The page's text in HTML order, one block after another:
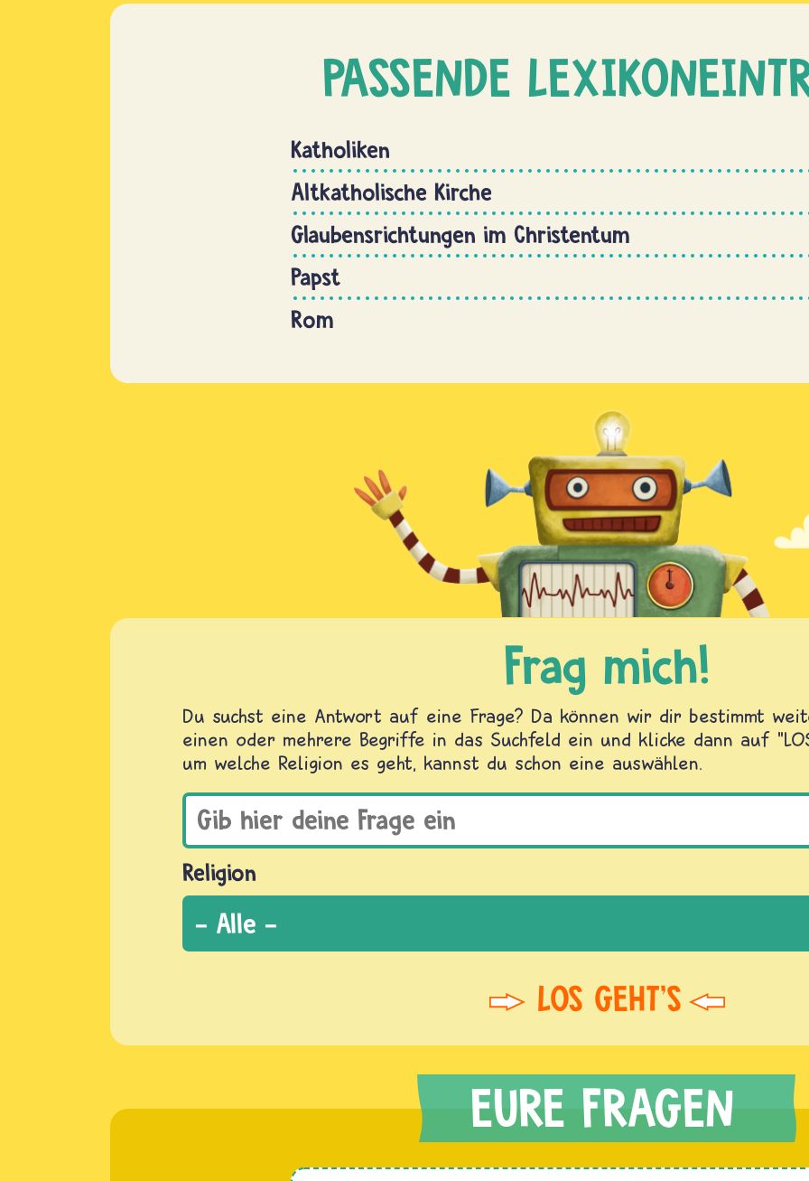
PASSENDE
Katholiken
Altkatholische Kirche
Glaubensrichtungen im Christentum
Papst
Rom
Frag mich!
Du suchst eine Antwort auf eine Frage? Da können wir dir bestimmt
einen oder mehrere Begriffe in das Suchfeld ein und klicke dann auf
um welche Religion es geht, kannst du schon eine auswählen.
Religion